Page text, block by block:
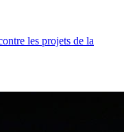
les projets de la